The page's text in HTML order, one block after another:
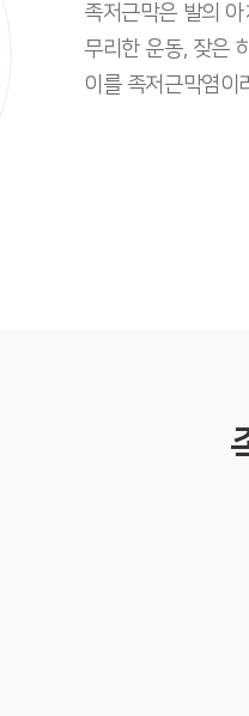
족저근막은 발의
무리한 운동, 잦은
이를 족저근막염이